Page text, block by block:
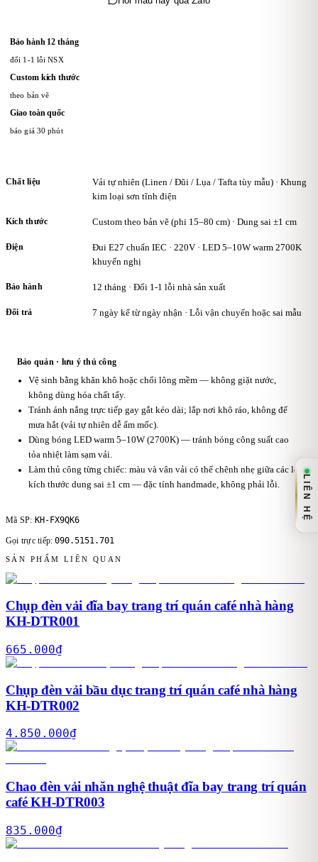
mua tiếp theo hoặc nhận quà tặng từ KAHA.
Bảo hành 12 tháng
đổi 1-1 lỗi NSX
Custom kích thước
theo bản vẽ
Giao toàn quốc
báo giá 30 phút
Chất liệu
Vải tự nhiên (Linen / Đũi / Lụa / Tafta tùy mẫu) · Khung
kim loại sơn tĩnh điện
Kích thước Custom theo bản vẽ (phi 15–80 cm) · Dung sai ±1 cm
Điện
Đui E27 chuẩn IEC · 220V · LED 5–10W warm 2700K
khuyến nghị
Bảo hành 12 tháng · Đổi 1-1 lỗi nhà sản xuất
Đổi trả 7 ngày kể từ ngày nhận · Lỗi vận chuyển hoặc sai mẫu
Bảo quản · lưu ý thủ công
Vệ sinh bằng khăn khô hoặc chổi lông mềm — không giặt nước,
không dùng hóa chất tẩy.
Tránh ánh nắng trực tiếp gay gắt kéo dài; lắp nơi khô ráo, không để
mưa hắt (vải tự nhiên dễ ẩm mốc).
Dùng bóng LED warm 5–10W (2700K) — tránh bóng công suất cao
tỏa nhiệt làm sạm vải.
Làm thủ công từng chiếc: màu và vân vải có thể chênh nhẹ giữa các lô,
kích thước dung sai ±1 cm — đặc tính handmade, không phải lỗi.
Mã SP: KH-FX9QK6
Gọi trực tiếp:090.5151.701
SẢN PHẨM LIÊN QUAN
Chụp đèn vải đĩa bay trang trí quán café nhà hàng
KH-DTR001
665.000₫
Chụp đèn vải bầu dục trang trí quán café nhà hàng
KH-DTR002
4.850.000₫
Chao đèn vải nhăn nghệ thuật đĩa bay trang trí quán
café KH-DTR003
835.000₫
LIÊN HỆ